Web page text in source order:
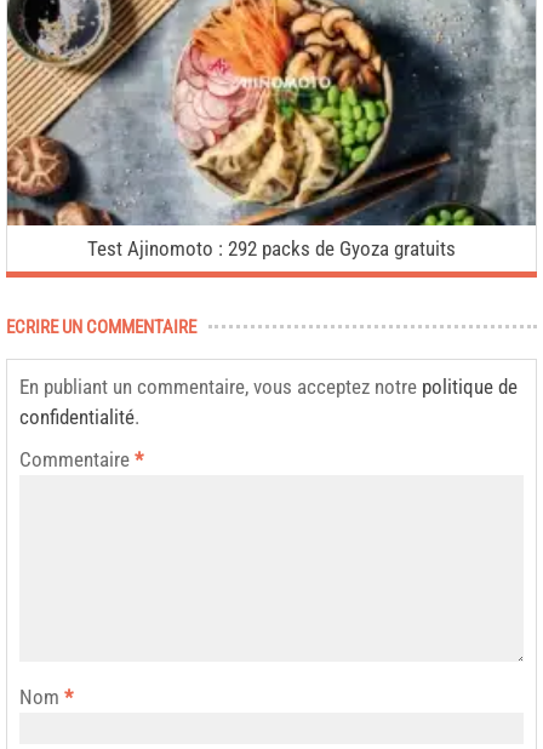
Test Ajinomoto : 292 packs de Gyoza gratuits
ECRIRE UN COMMENTAIRE
En publiant un commentaire, vous acceptez notre politique de
confidentialité.
Commentaire *
Nom *